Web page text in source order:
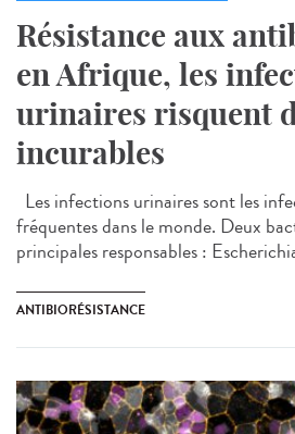
Résistance aux
en Afrique, les
urinaires risquent
incurables
Les infections urinaires sont les
fréquentes dans le monde. Deux
principales responsables :
ANTIBIORÉSISTANCE